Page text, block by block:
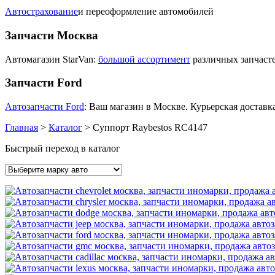
Автострахованиеи переоформление автомобилей
Запчасти Москва
Автомагазин StarVan: большой ассортимент различных
Запчасти Ford
Автозапчасти Ford: Ваш магазин в Москве. Курьерская
Главная > Каталог > Суппорт Raybestos RC4147
Быстрый переход в каталог